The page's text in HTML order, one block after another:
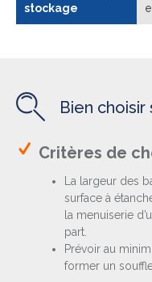
stockage
Bien
Critères de
La largeur des
surface à
la menuiserie
part.
Prévoir au
former un